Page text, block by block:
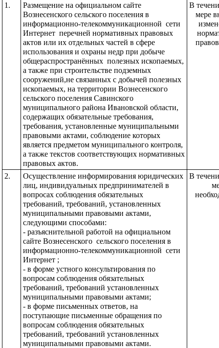
1.
Размещение на официальном сайте
Вознесенского сельского поселения в
информационно-телекоммуникационной  сети
Интернет  перечней нормативных правовых
актов или их отдельных частей в сфере
использования и охраны недр при добыче
общераспространённых  полезных ископаемых,
а также при строительстве подземных
сооружений,не связанных с добычей полезных
ископаемых, на территории Вознесенского
сельского поселения Савинского
муниципального района Ивановской области,
содержащих обязательные требования,
требования, установленные муниципальными
правовыми актами, соблюдение которых
является предметом муниципального контроля,
а также текстов соответствующих нормативных
правовых актов.
В
мере
2.
Осуществление информирования юридических
лиц, индивидуальных предпринимателей в
вопросах соблюдения обязательных
требований, требований, установленных
муниципальными правовыми актами,
следующими способами:
- разъяснительной работой на официальном
сайте Вознесенского  сельского поселения в
информационно-телекоммуникационной  сети
Интернет ;
- в форме устного консультирования по
вопросам соблюдения обязательных
требований, требований установленных
муниципальными правовыми актами;
- в форме письменных ответов, на
поступающие письменные обращения по
вопросам соблюдения обязательных
требований, требований установленных
муниципальными правовыми актами.
В